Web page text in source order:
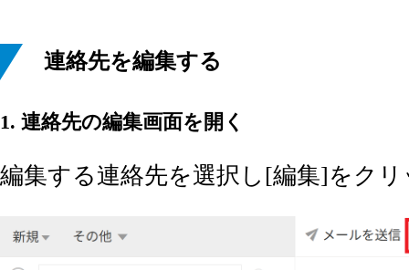
連絡先を編集する
1. 連絡先の編集画面を開く
編集する連絡先を選択し[編集]をク